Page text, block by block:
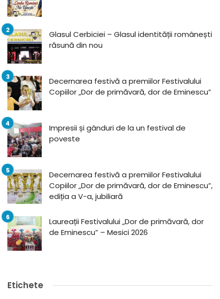
Glasul Cerbiciei – Glasul identității românești
răsună din nou
Decernarea festivă a premiilor Festivalului
Copiilor „Dor de primăvară, dor de Eminescu”
Impresii și gânduri de la un festival de
poveste
Decernarea festivă a premiilor Festivalului
Copiilor „Dor de primăvară, dor de Eminescu”,
ediția a V-a, jubiliară
Laureații Festivalului „Dor de primăvară, dor
de Eminescu” – Mesici 2026
Etichete